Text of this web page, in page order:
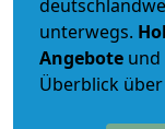
unterwegs.
Angebote und
Überblick